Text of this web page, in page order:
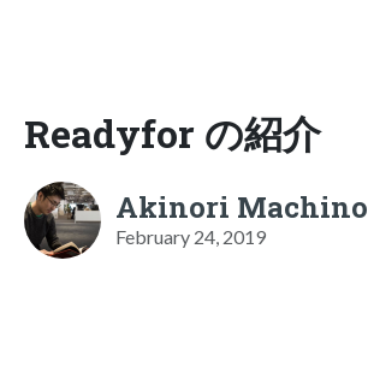
Readyfor の紹介
Akinori Machino
February 24, 2019